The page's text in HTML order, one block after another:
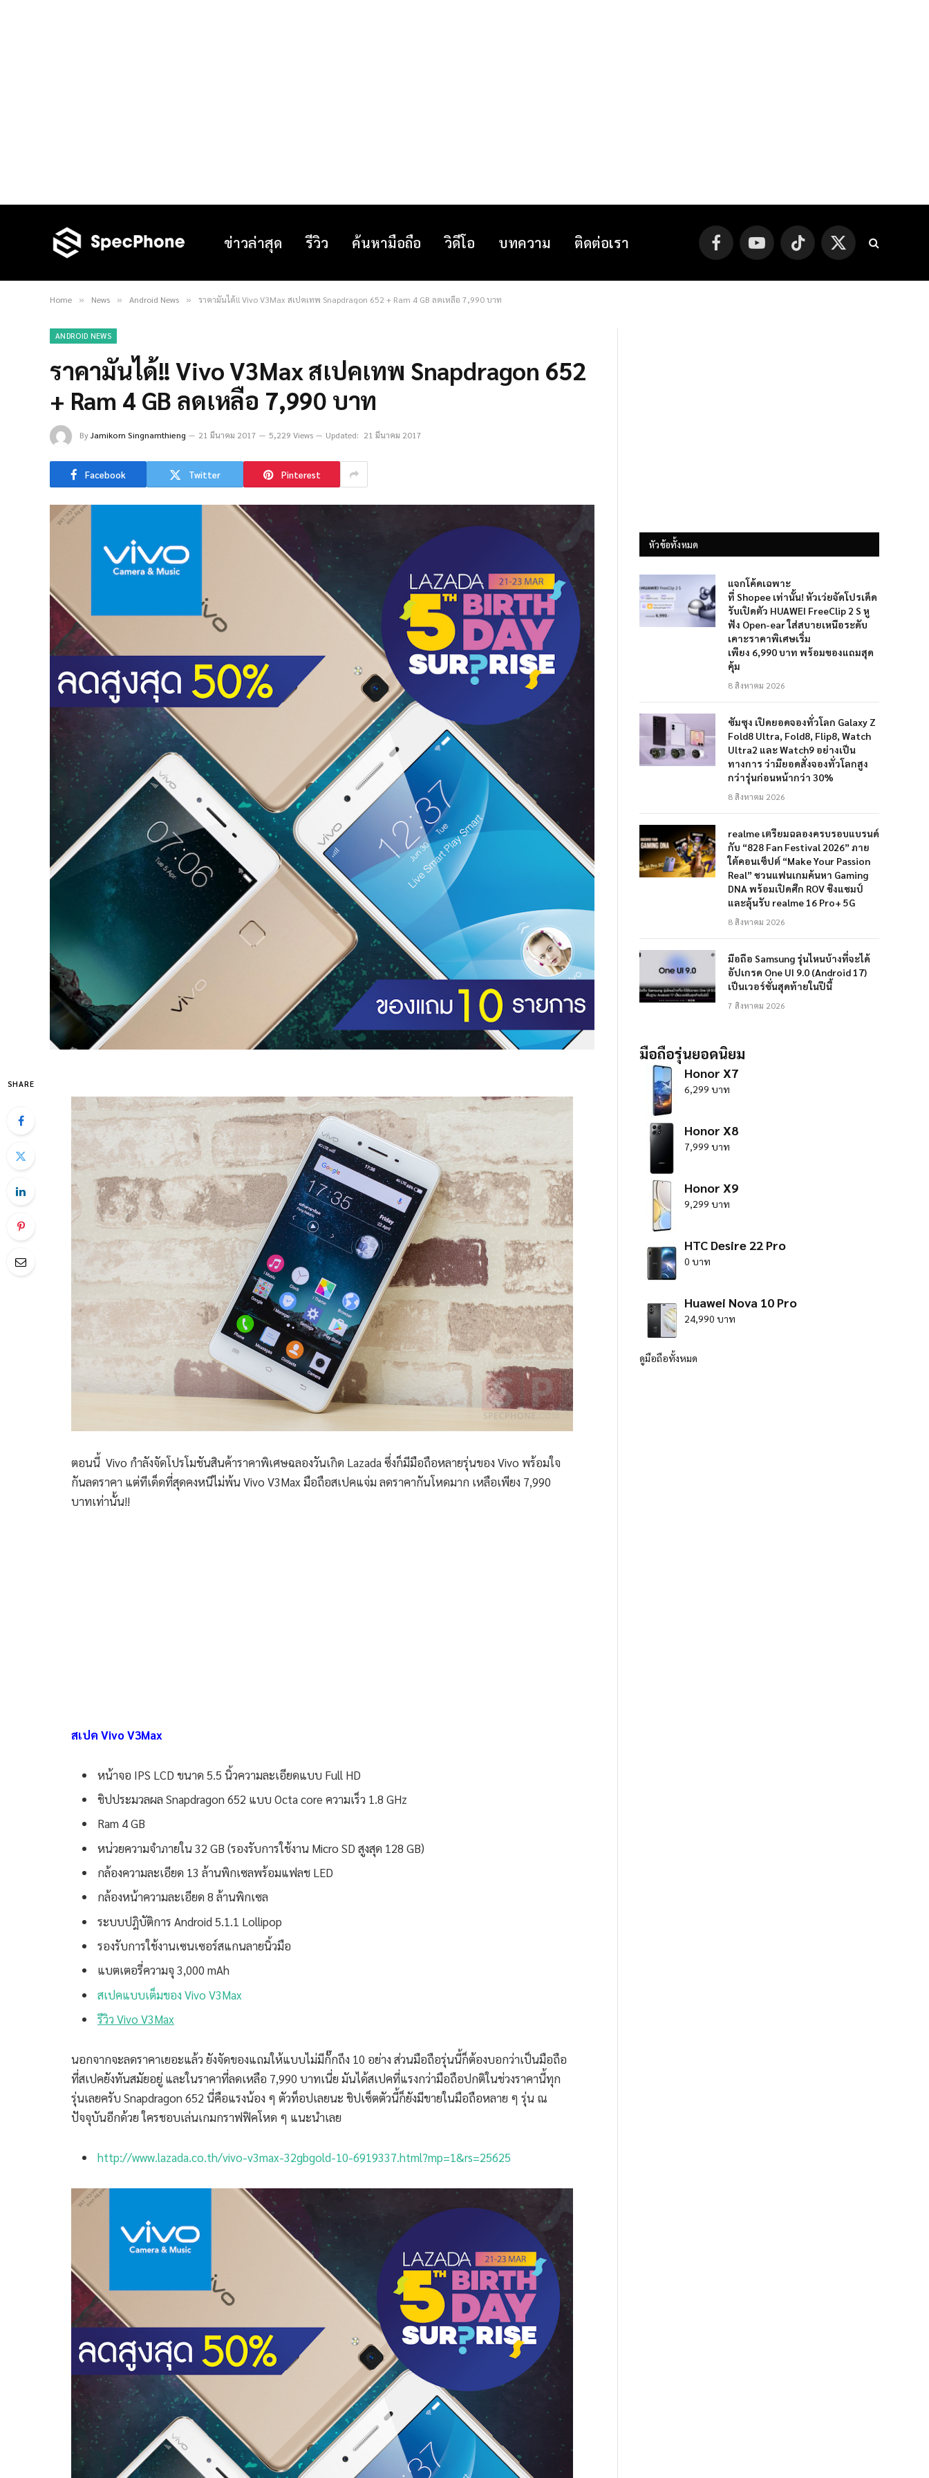
ข่าวล่าสุด รีวิว ค้นหามือถือ วิดีโอ บทความ ติดต่อเรา FacebookYouTube TikTok
X
(Twitter)
Home » News » Android News » ราคามันได้!! Vivo V3Max สเปคเทพ Snapdragon 652 + Ram 4 GB ลดเหลือ 7,990 บาท
ANDROID NEWS
ราคามันได้!! Vivo V3Max สเปคเทพ Snapdragon 652
+ Ram 4 GB ลดเหลือ 7,990 บาท
ByJamikorn Singnamthieng 21 มีนาคม 2017 5,229 Views Updated: 21 มีนาคม 2017
Facebook Twitter Pinterest
SHARE
ตอนนี้ Vivo กำลังจัดโปรโมชันสินค้าราคาพิเศษฉลองวันเกิด Lazada ซึ่งก็มีมือถือหลายรุ่นของ Vivo พร้อมใจ
กันลดราคา แต่ทีเด็ดที่สุดคงหนีไม่พ้น Vivo V3Max มือถือสเปคแจ่ม ลดราคากันโหดมาก เหลือเพียง 7,990
บาทเท่านั้น!!
สเปค Vivo V3Max
หน้าจอ IPS LCD ขนาด 5.5 นิ้วความละเอียดแบบ Full HD
ชิปประมวลผล Snapdragon 652 แบบ Octa core ความเร็ว 1.8 GHz
Ram 4 GB
หน่วยความจำภายใน 32 GB (รองรับการใช้งาน Micro SD สูงสุด 128 GB)
กล้องความละเอียด 13 ล้านพิกเซลพร้อมแฟลช LED
กล้องหน้าความละเอียด 8 ล้านพิกเซล
ระบบปฎิบัติการ Android 5.1.1 Lollipop
รองรับการใช้งานเซนเซอร์สแกนลายนิ้วมือ
แบตเตอรี่ความจุ 3,000 mAh
สเปคแบบเต็มของ Vivo V3Max
รีวิว Vivo V3Max
นอกจากจะลดราคาเยอะแล้ว ยังจัดของแถมให้แบบไม่มีกั๊กถึง 10 อย่าง ส่วนมือถือรุ่นนี้ก็ต้องบอกว่าเป็นมือถือ
ที่สเปคยังทันสมัยอยู่ และในราคาที่ลดเหลือ 7,990 บาทเนี่ย มันได้สเปคที่แรงกว่ามือถือปกติในช่วงราคานี้ทุก
รุ่นเลยครับ Snapdragon 652 นี่คือแรงน้อง ๆ ตัวท็อปเลยนะ ชิปเซ็ตตัวนี้ก็ยังมีขายในมือถือหลาย ๆ รุ่น ณ
ปัจจุบันอีกด้วย ใครชอบเล่นเกมกราฟฟิคโหด ๆ แนะนำเลย
http://www.lazada.co.th/vivo-v3max-32gbgold-10-6919337.html?mp=1&rs=25625
หัวข้อทั้งหมด
แจกโค้ดเฉพาะ
ที่ Shopee เท่านั้น! หัวเว่ยจัดโปรเด็ด
รับเปิดตัว HUAWEI FreeClip 2 S หู
ฟัง Open-ear ใส่สบายเหนือระดับ
เคาะราคาพิเศษเริ่ม
เพียง 6,990 บาท พร้อมของแถมสุด
คุ้ม
8 สิงหาคม 2026
ซัมซุง เปิดยอดจองทั่วโลก Galaxy Z
Fold8 Ultra, Fold8, Flip8, Watch
Ultra2 และ Watch9 อย่างเป็น
ทางการ ว่ามียอดสั่งจองทั่วโลกสูง
กว่ารุ่นก่อนหน้ากว่า 30%
8 สิงหาคม 2026
realme เตรียมฉลองครบรอบแบรนด์
กับ “828 Fan Festival 2026” ภาย
ใต้คอนเซ็ปต์ “Make Your Passion
Real” ชวนแฟนเกมค้นหา Gaming
DNA พร้อมเปิดศึก ROV ชิงแชมป์
และลุ้นรับ realme 16 Pro+ 5G
8 สิงหาคม 2026
มือถือ Samsung รุ่นไหนบ้างที่จะได้
อัปเกรด One UI 9.0 (Android 17)
เป็นเวอร์ชั่นสุดท้ายในปีนี้
7 สิงหาคม 2026
มือถือรุ่นยอดนิยม
Honor X7
6,299 บาท
Honor X8
7,999 บาท
Honor X9
9,299 บาท
HTC Desire 22 Pro
0 บาท
Huawei Nova 10 Pro
24,990 บาท
ดูมือถือทั้งหมด